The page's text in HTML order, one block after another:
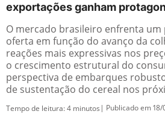
exportações ganham
O mercado brasileiro enfrenta
oferta em função do avanço da
reações mais expressivas nos
o crescimento estrutural do
perspectiva de embarques
de sustentação do cereal nos
Tempo de leitura:4 minutos | Publicado em